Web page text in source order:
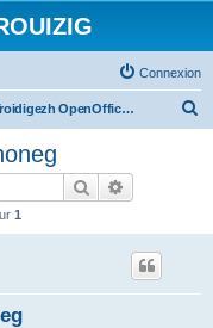
Connexion
Troidigezh OpenOffice.org e brezhoneg (1.1.x, 2.x ha 3.x)
Rechercher
1